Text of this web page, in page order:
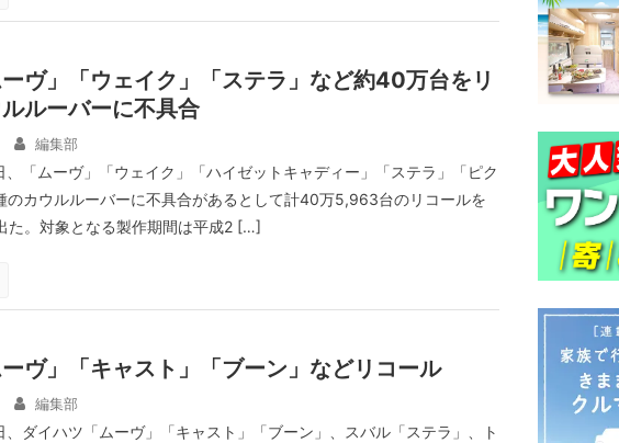
ヴ」「ウェイク」「ステラ」など約40万台をリ
ルーバーに不具合
編集部
「ムーヴ」「ウェイク」「ハイゼットキャディー」「ステラ」「ピク
のカウルルーバーに不具合があるとして計40万5,963台のリコールを
た。対象となる製作期間は平成2 […]
ヴ」「キャスト」「ブーン」などリコール
編集部
ダイハツ「ムーヴ」「キャスト」「ブーン」、スバル「ステラ」、ト